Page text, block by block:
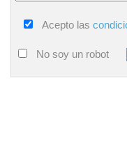
Acepto las
No soy un robot